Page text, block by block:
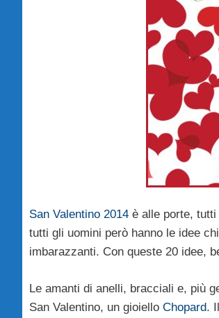
San Valentino 2014 è alle porte,
tutti gli uomini però hanno le idee
imbarazzanti. Con queste 20 idee,
Le amanti di anelli, bracciali e, più
San Valentino, un gioiello Chopard.